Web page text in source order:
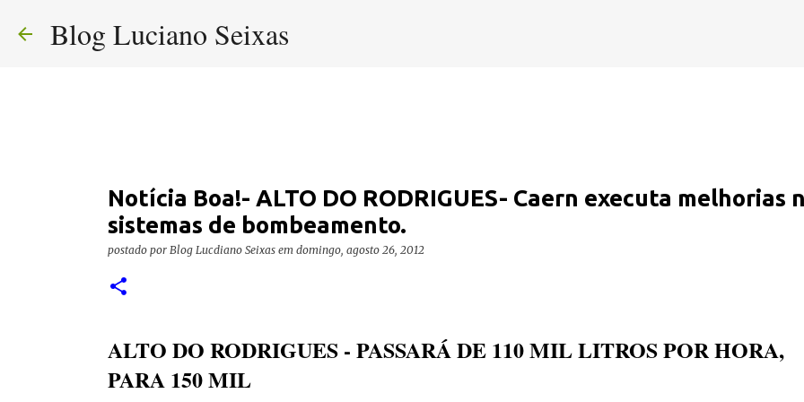
Blog Luciano Seixas
Notícia Boa!- ALTO DO RODRIGUES- Caern executa melhorias
sistemas de bombeamento.
postado por Blog Lucdiano Seixas em domingo, agosto 26, 2012
ALTO DO RODRIGUES - PASSARÁ DE 110 MIL LITROS POR HORA,
PARA 150 MIL